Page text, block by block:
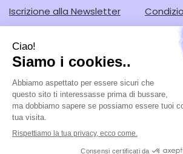
Iscrizione alla Newsletter
Informativa Privacy
Cookie Policy
Farmacia Lodi srl
- Corso Guercino, 67/b 44042
Tel.: 051902221